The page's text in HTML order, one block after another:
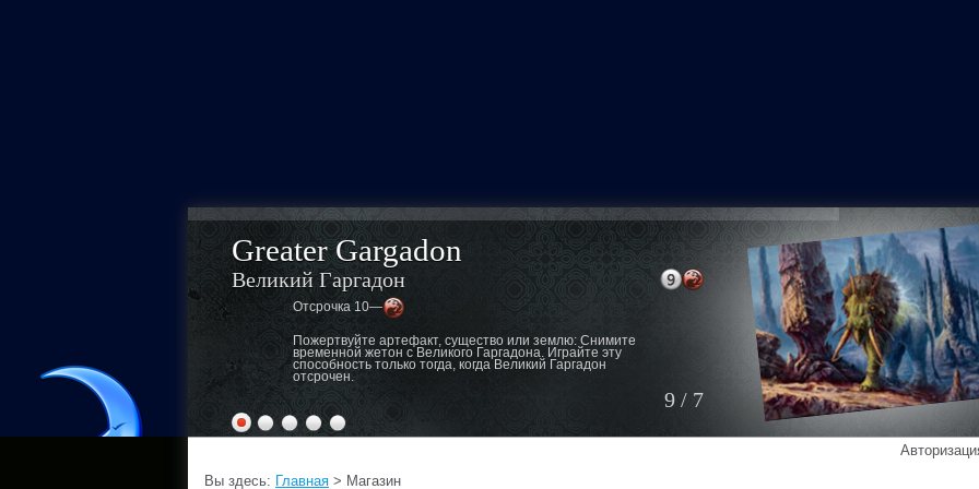
Greater Gargadon
Великий Гаргадон
9 / 7
Отсрочка 10—
Пожертвуйте артефакт, существо или землю: Снимите
временной жетон с Великого Гаргадона. Играйте эту
способность только тогда, когда Великий Гаргадон
отсрочен.
Вы здесь: Главная > Магазин